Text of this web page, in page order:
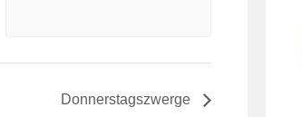
Donnerstagszwerge